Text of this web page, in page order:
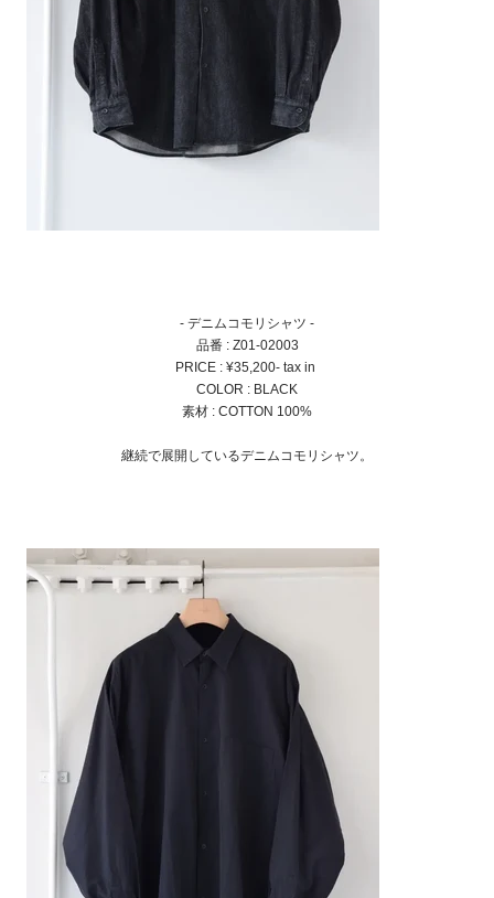
- デニムコモリシャツ -
品番 : Z01-02003
PRICE : ¥35,200- tax in
COLOR : BLACK
素材 : COTTON 100%
継続で展開しているデニムコモリシャツ。